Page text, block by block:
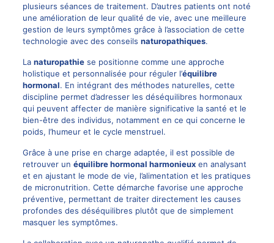
plusieurs séances de traitement. D’autres patients ont noté
une amélioration de leur qualité de vie, avec une meilleure
gestion de leurs symptômes grâce à l’association de cette
technologie avec des conseils naturopathiques.
La naturopathiese positionne comme une approche
holistique et personnalisée pour réguler l’équilibre
hormonal. En intégrant des méthodes naturelles, cette
discipline permet d’adresser les déséquilibres hormonaux
qui peuvent affecter de manière significative la santé et le
bien-être des individus, notamment en ce qui concerne le
poids, l’humeur et le cycle menstruel.
Grâce à une prise en charge adaptée, il est possible de
retrouver un équilibre hormonal harmonieuxen analysant
et en ajustant le mode de vie, l’alimentation et les pratiques
de micronutrition. Cette démarche favorise une approche
préventive, permettant de traiter directement les causes
profondes des déséquilibres plutôt que de simplement
masquer les symptômes.